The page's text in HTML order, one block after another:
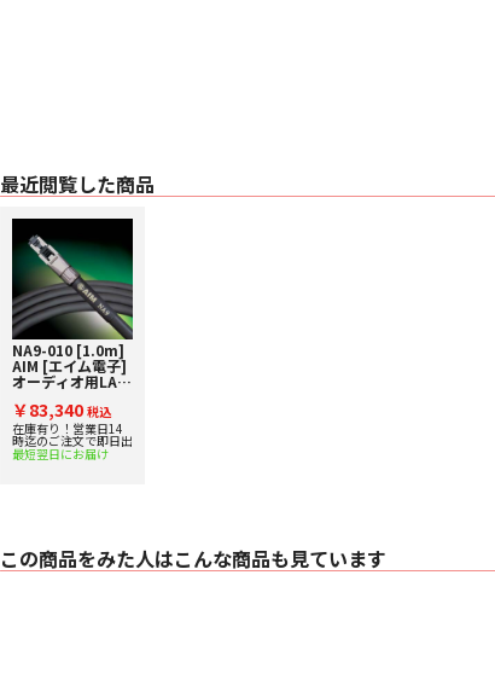
最近閲覧した商品
NA9-010 [1.0m]
AIM [エイム電子]
オーディオ用LAN
￥83,340 税込
在庫有り！営業日14
時迄のご注文で即日出
最短翌日にお届け
この商品をみた人はこんな商品も見ています